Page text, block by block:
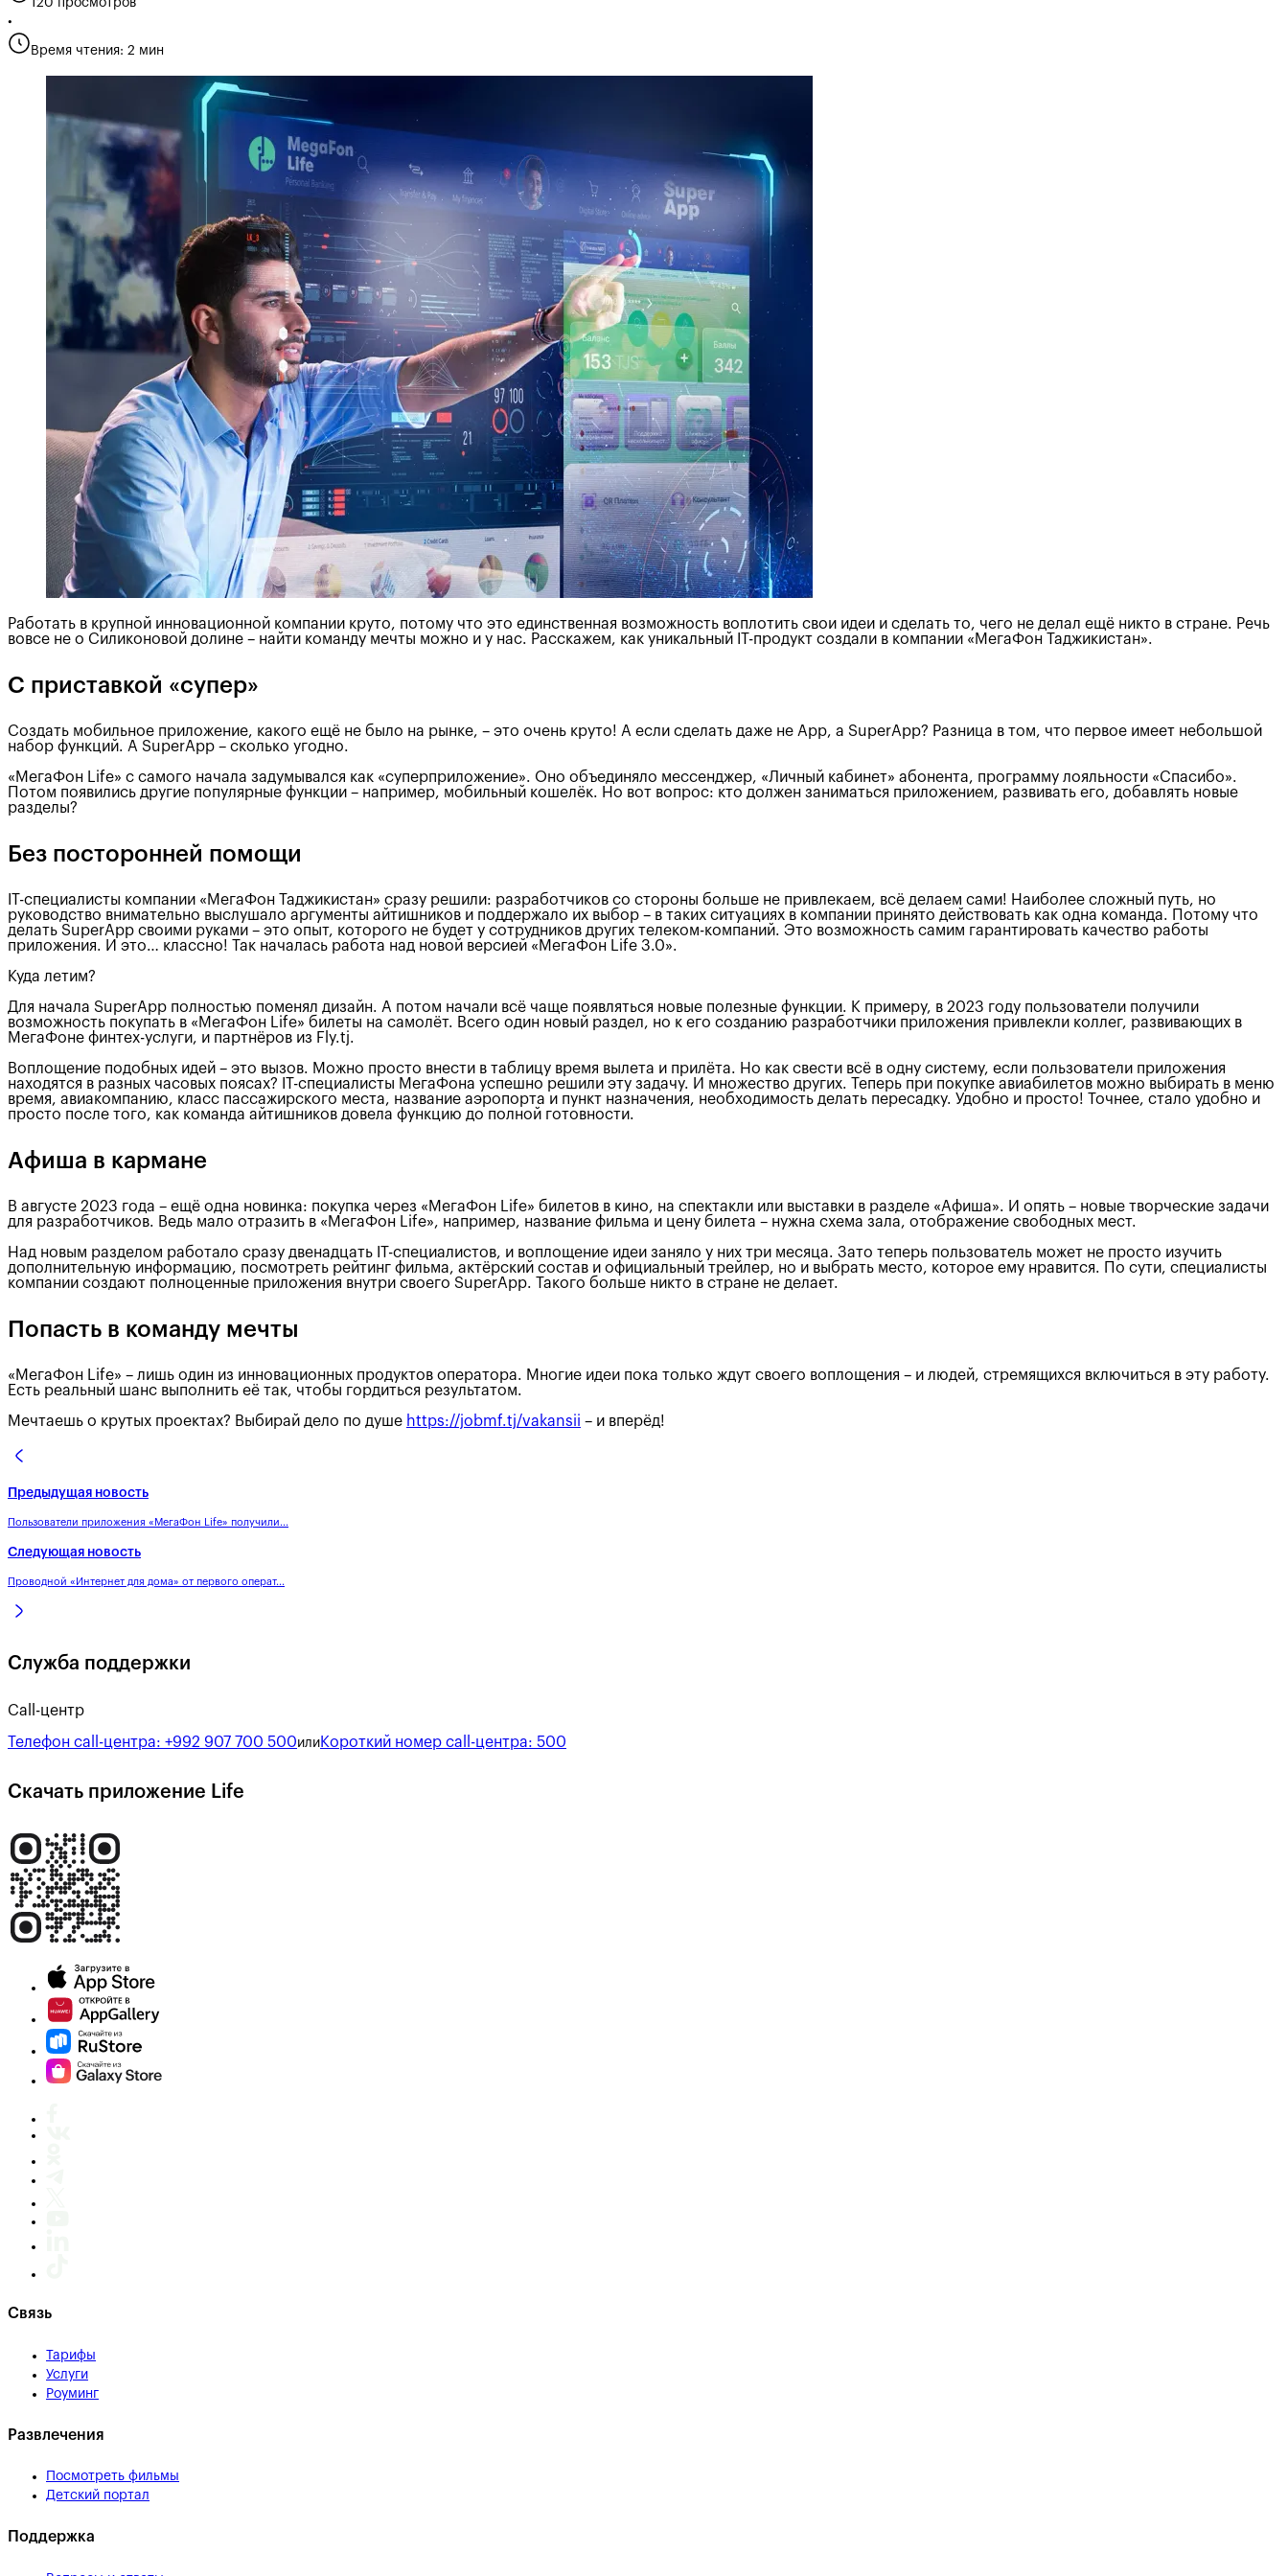
•
Время чтения: 2 мин
Работать в крупной инновационной компании круто, потому что это единственная возможность воплотить свои идеи и сделать то, чего не делал ещё никто в стране. Речь
вовсе не о Силиконовой долине – найти команду мечты можно и у нас. Расскажем, как уникальный IT-продукт создали в компании «МегаФон Таджикистан».
С приставкой «супер»
Создать мобильное приложение, какого ещё не было на рынке, – это очень круто! А если сделать даже не App, а SuperApp? Разница в том, что первое имеет небольшой
набор функций. А SuperApp – сколько угодно.
«МегаФон Life» с самого начала задумывался как «суперприложение». Оно объединяло мессенджер, «Личный кабинет» абонента, программу лояльности «Спасибо».
Потом появились другие популярные функции – например, мобильный кошелёк. Но вот вопрос: кто должен заниматься приложением, развивать его, добавлять новые
разделы?
Без посторонней помощи
IT-специалисты компании «МегаФон Таджикистан» сразу решили: разработчиков со стороны больше не привлекаем, всё делаем сами! Наиболее сложный путь, но
руководство внимательно выслушало аргументы айтишников и поддержало их выбор – в таких ситуациях в компании принято действовать как одна команда. Потому что
делать SuperApp своими руками – это опыт, которого не будет у сотрудников других телеком-компаний. Это возможность самим гарантировать качество работы
приложения. И это… классно! Так началась работа над новой версией «МегаФон Life 3.0».
Куда летим?
Для начала SuperАpp полностью поменял дизайн. А потом начали всё чаще появляться новые полезные функции. К примеру, в 2023 году пользователи получили
возможность покупать в «МегаФон Life» билеты на самолёт. Всего один новый раздел, но к его созданию разработчики приложения привлекли коллег, развивающих в
МегаФоне финтех-услуги, и партнёров из Fly.tj.
Воплощение подобных идей – это вызов. Можно просто внести в таблицу время вылета и прилёта. Но как свести всё в одну систему, если пользователи приложения
находятся в разных часовых поясах? IT-специалисты МегаФона успешно решили эту задачу. И множество других. Теперь при покупке авиабилетов можно выбирать в меню
время, авиакомпанию, класс пассажирского места, название аэропорта и пункт назначения, необходимость делать пересадку. Удобно и просто! Точнее, стало удобно и
просто после того, как команда айтишников довела функцию до полной готовности.
Афиша в кармане
В августе 2023 года – ещё одна новинка: покупка через «МегаФон Life» билетов в кино, на спектакли или выставки в разделе «Афиша». И опять – новые творческие задачи
для разработчиков. Ведь мало отразить в «МегаФон Life», например, название фильма и цену билета – нужна схема зала, отображение свободных мест.
Над новым разделом работало сразу двенадцать IT-специалистов, и воплощение идеи заняло у них три месяца. Зато теперь пользователь может не просто изучить
дополнительную информацию, посмотреть рейтинг фильма, актёрский состав и официальный трейлер, но и выбрать место, которое ему нравится. По сути, специалисты
компании создают полноценные приложения внутри своего SuperApp. Такого больше никто в стране не делает.
Попасть в команду мечты
«МегаФон Life» – лишь один из инновационных продуктов оператора. Многие идеи пока только ждут своего воплощения – и людей, стремящихся включиться в эту работу.
Есть реальный шанс выполнить её так, чтобы гордиться результатом.
Мечтаешь о крутых проектах? Выбирай дело по душе https://jobmf.tj/vakansii – и вперёд!
Предыдущая новость
Пользователи приложения «МегаФон Life» получили...
Следующая новость
Проводной «Интернет для дома» от первого операт...
Служба поддержки
Call-центр
Телефон call-центра: +992 907 700 500или Короткий номер call-центра: 500
Скачать приложение Life
Связь
Тарифы
Услуги
Роуминг
Развлечения
Посмотреть фильмы
Детский портал
Поддержка